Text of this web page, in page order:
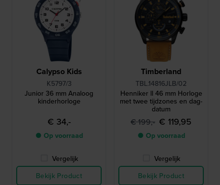
Calypso Kids
K5797/3
Junior 36 mm Analoog
kinderhorloge
€ 34,-
● Op voorraad
Vergelijk
Bekijk Product
Timberland
TBL.14816JLB/02
Henniker ll 46 mm Horloge
met twee tijdzones en dag-
datum
€ 199,- € 119,95
● Op voorraad
Vergelijk
Bekijk Product